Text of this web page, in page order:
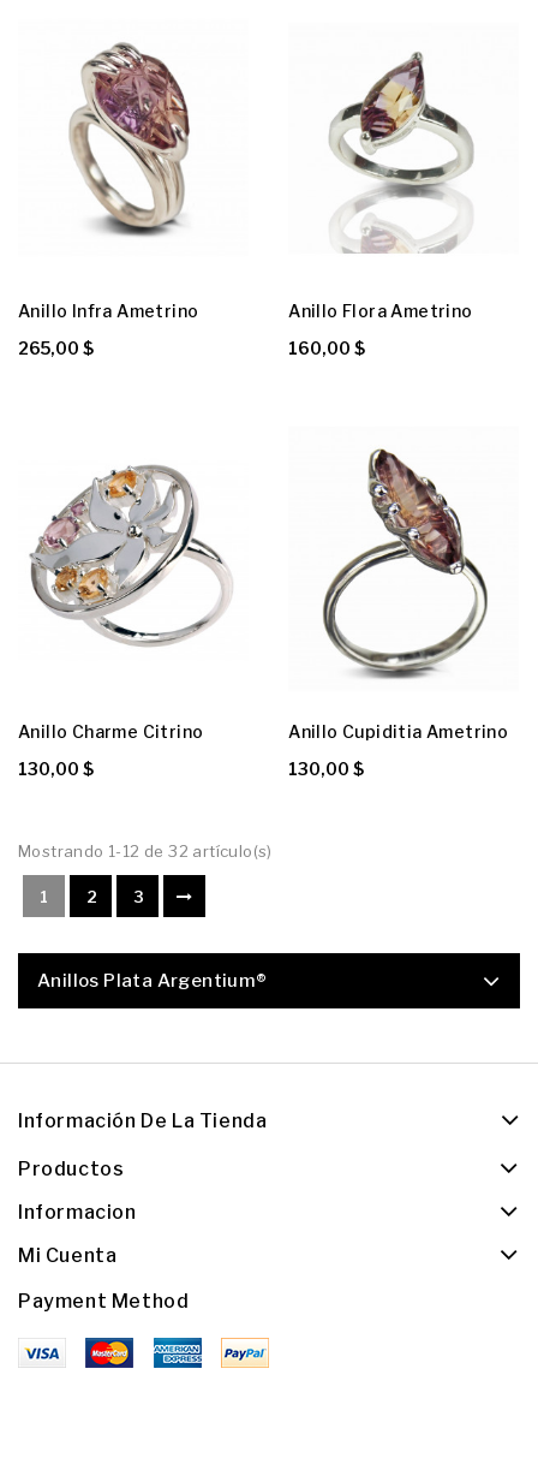
Anillo Infra Ametrino
265,00 $
Anillo Flora Ametrino
160,00 $
Anillo Charme Citrino
130,00 $
Anillo Cupiditia Ametrino
130,00 $
Mostrando 1-12 de 32 artículo(s)
1 2 3
Anillos Plata Argentium®
Información De La Tienda
Productos
Informacion
Mi Cuenta
Payment Method